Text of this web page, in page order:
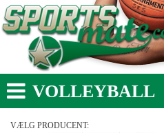
VOLLEYBALL
VÆLG PRODUCENT: